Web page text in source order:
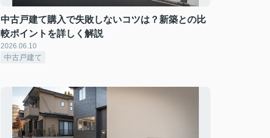
中古戸建て購入で失敗しないコツは？新築との比
較ポイントを詳しく解説
2026.06.10
中古戸建て